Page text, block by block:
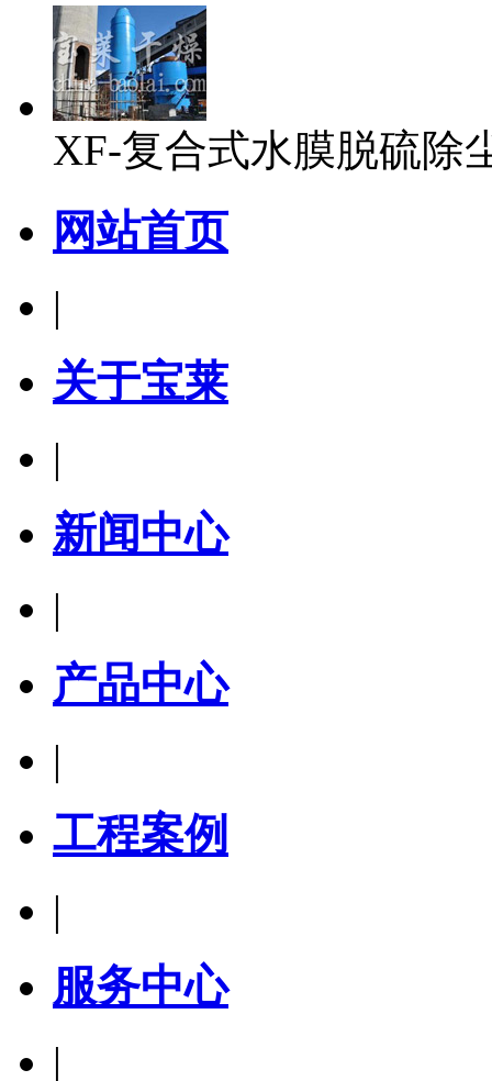
XF-复合式水膜脱硫除
网站首页
|
关于宝莱
|
新闻中心
|
产品中心
|
工程案例
|
服务中心
|